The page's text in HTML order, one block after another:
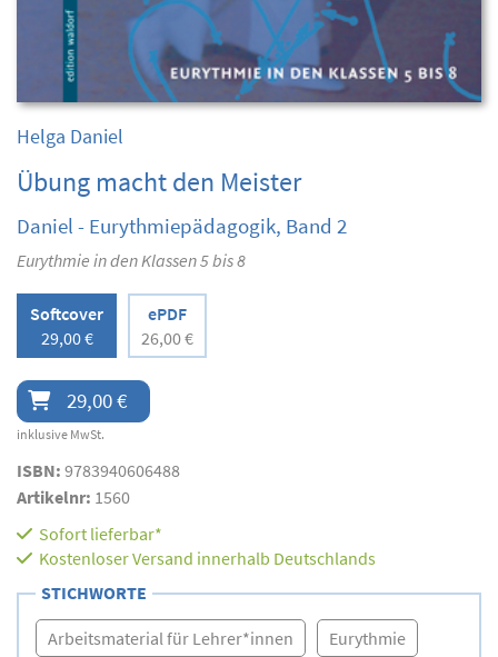
Helga Daniel
Übung macht den Meister
Daniel - Eurythmiepädagogik, Band 2
Eurythmie in den Klassen 5 bis 8
Softcover
29,00 €
ePDF
26,00 €
29,00 €
inklusive MwSt.
ISBN: 9783940606488
Artikelnr: 1560
Sofort lieferbar*
Kostenloser Versand innerhalb Deutschlands
STICHWORTE
Arbeitsmaterial für Lehrer*innen Eurythmie